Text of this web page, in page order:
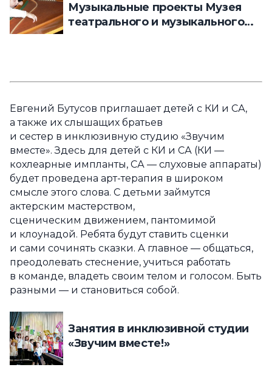
Музыкальные проекты Музея
театрального и музыкального
Евгений Бутусов приглашает детей с КИ и СА,
а также их слышащих братьев
и сестер в инклюзивную студию «Звучим
вместе». Здесь для детей с КИ и СА (КИ —
кохлеарные импланты, СА — слуховые аппараты)
будет проведена арт-терапия в широком
смысле этого слова. С детьми займутся
актерским мастерством,
сценическим движением, пантомимой
и клоунадой. Ребята будут ставить сценки
и сами сочинять сказки. А главное — общаться,
преодолевать стеснение, учиться работать
в команде, владеть своим телом и голосом. Быть
разными — и становиться собой.
Занятия в инклюзивной студии
«Звучим вместе!»